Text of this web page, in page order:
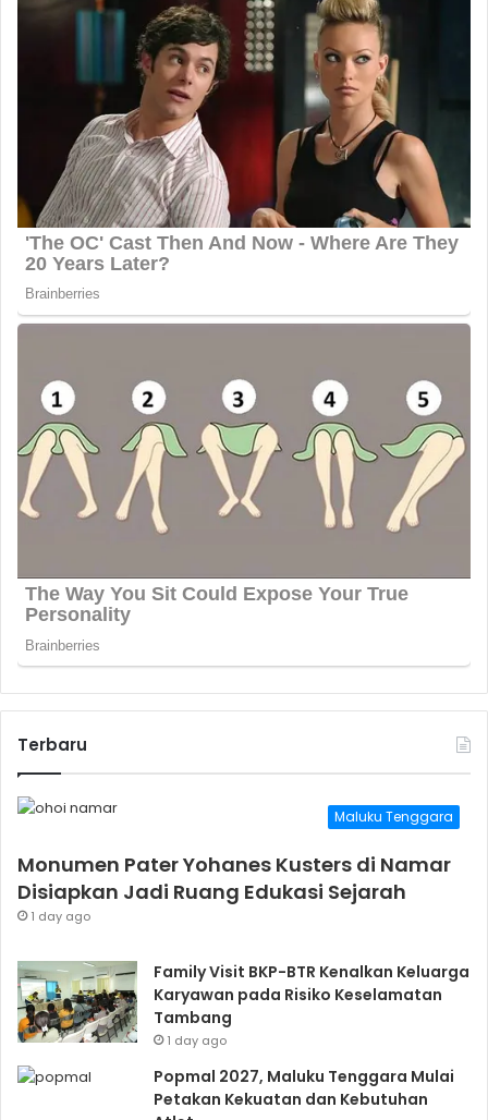
Terbaru
Maluku Tenggara
Monumen Pater Yohanes Kusters di Namar
Disiapkan Jadi Ruang Edukasi Sejarah
1 day ago
Family Visit BKP-BTR Kenalkan Keluarga
Karyawan pada Risiko Keselamatan
Tambang
1 day ago
Popmal 2027, Maluku Tenggara Mulai
Petakan Kekuatan dan Kebutuhan